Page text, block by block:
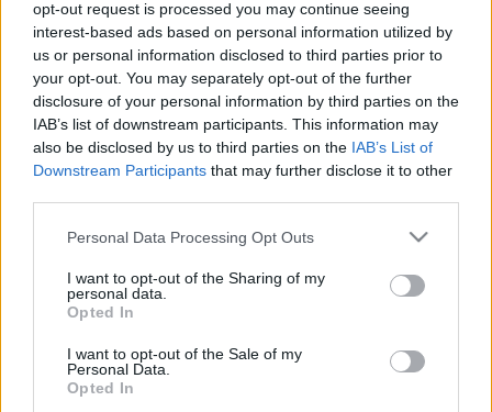
opt-out request is processed you may continue seeing
interest-based ads based on personal information utilized by
us or personal information disclosed to third parties prior to
your opt-out. You may separately opt-out of the further
disclosure of your personal information by third parties on the
IAB’s list of downstream participants. This information may
also be disclosed by us to third parties on the IAB’s List of
Downstream Participants that may further disclose it to other
Please note that this website/app uses one or more Google
not limited to your visit or usage behaviour. You may click to
grant or deny consent to Google and its third-party tags to
use your data for below specified purposes in below Google
consent section.
Personal Data Processing Opt Outs
I want to opt-out of the Sharing of my
personal data.
Opted In
I want to opt-out of the Sale of my
Personal Data.
Opted In